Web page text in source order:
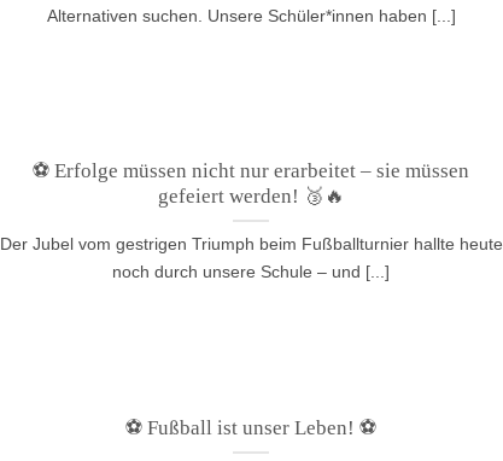
Alternativen suchen. Unsere Schüler*innen haben [...]
⚽ Erfolge müssen nicht nur erarbeitet – sie müssen
gefeiert werden! 🥉🔥
Der Jubel vom gestrigen Triumph beim Fußballturnier hallte heute
noch durch unsere Schule – und [...]
⚽ Fußball ist unser Leben! ⚽